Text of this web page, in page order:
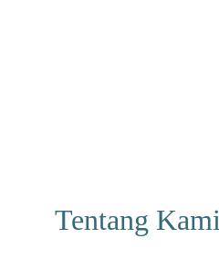
Tentang Kami